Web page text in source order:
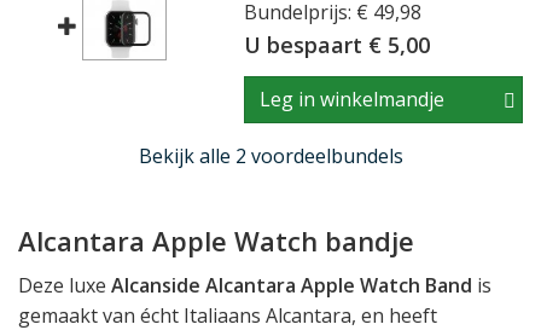
Bundelprijs: € 49,98
U bespaart € 5,00
Leg in winkelmandje
Bekijk alle 2 voordeelbundels
Alcantara Apple Watch bandje
Deze luxe Alcanside Alcantara Apple Watch Band is
gemaakt van écht Italiaans Alcantara, en heeft